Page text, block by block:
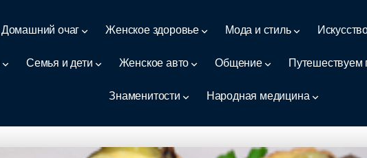
Домашний очаг Женское здоровье Мода и стиль
Семья и дети Женское авто Общение Путешествуем
Знаменитости Народная медицина